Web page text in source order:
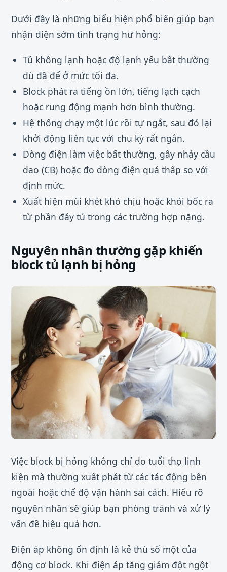
Dưới đây là những biểu hiện phổ biến giúp bạn
nhận diện sớm tình trạng hư hỏng:
Tủ không lạnh hoặc độ lạnh yếu bất thường
dù đã để ở mức tối đa.
Block phát ra tiếng ồn lớn, tiếng lạch cạch
hoặc rung động mạnh hơn bình thường.
Hệ thống chạy một lúc rồi tự ngắt, sau đó lại
khởi động liên tục với chu kỳ rất ngắn.
Dòng điện làm việc bất thường, gây nhảy cầu
dao (CB) hoặc đo dòng điện quá thấp so với
định mức.
Xuất hiện mùi khét khó chịu hoặc khói bốc ra
từ phần đáy tủ trong các trường hợp nặng.
Nguyên nhân thường gặp khiến
block tủ lạnh bị hỏng
Việc block bị hỏng không chỉ do tuổi thọ linh
kiện mà thường xuất phát từ các tác động bên
ngoài hoặc chế độ vận hành sai cách. Hiểu rõ
nguyên nhân sẽ giúp bạn phòng tránh và xử lý
vấn đề hiệu quả hơn.
Điện áp không ổn định là kẻ thù số một của
động cơ block. Khi điện áp tăng giảm đột ngột